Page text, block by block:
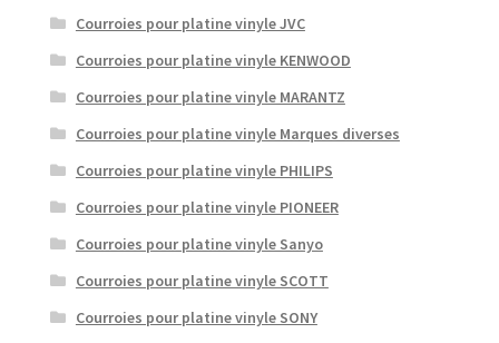
Courroies pour platine vinyle JVC
Courroies pour platine vinyle KENWOOD
Courroies pour platine vinyle MARANTZ
Courroies pour platine vinyle Marques diverses
Courroies pour platine vinyle PHILIPS
Courroies pour platine vinyle PIONEER
Courroies pour platine vinyle Sanyo
Courroies pour platine vinyle SCOTT
Courroies pour platine vinyle SONY